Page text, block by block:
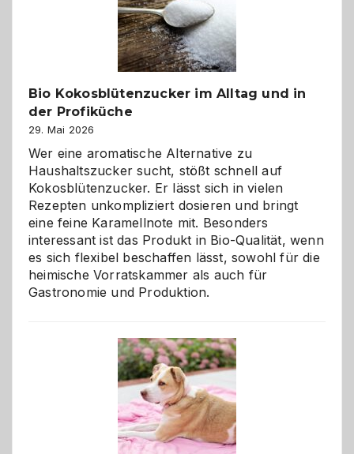
ist:
Brandschutz
für
Hunde
eigenen
Bio Kokosblütenzucker im Alltag und in
der Profiküche
29. Mai 2026
Wer eine aromatische Alternative zu
Haushaltszucker sucht, stößt schnell auf
Kokosblütenzucker. Er lässt sich in vielen
Rezepten unkompliziert dosieren und bringt
eine feine Karamellnote mit. Besonders
interessant ist das Produkt in Bio-Qualität, wenn
es sich flexibel beschaffen lässt, sowohl für die
heimische Vorratskammer als auch für
Gastronomie und Produktion.